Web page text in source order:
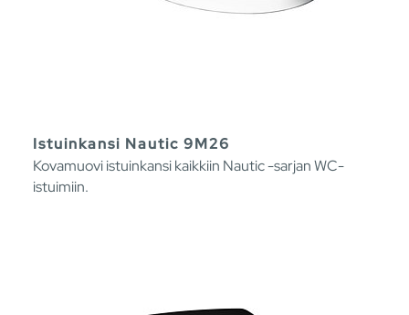
Istuinkansi Nautic 9M26
Kovamuovi istuinkansi kaikkiin Nautic -sarjan WC-
istuimiin.